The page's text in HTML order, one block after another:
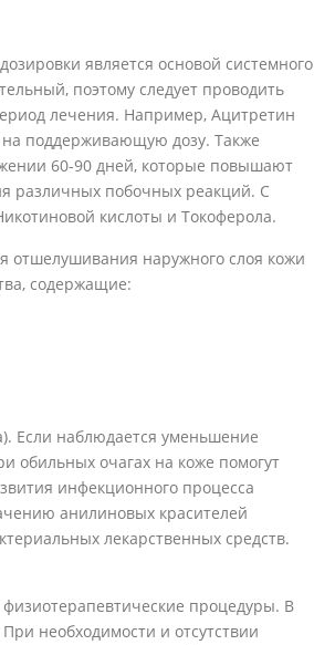
является основой системного
поэтому следует проводить
лечения. Например, Ацитретин
поддерживающую дозу. Также
60-90 дней, которые повышают
различных побочных реакций. С
кислоты и Токоферола.
отшелушивания наружного слоя кожи
содержащие:
Если наблюдается уменьшение
очагах на коже помогут
инфекционного процесса
анилиновых красителей
лекарственных средств.
процедуры. В
необходимости и отсутствии